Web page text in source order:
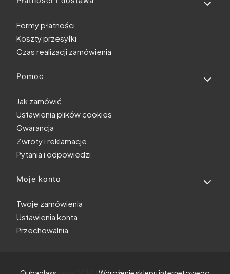
Formy płatności
Koszty przesyłki
Czas realizacji zamówienia
Pomoc
Jak zamówić
Ustawienia plików cookies
Gwarancja
Zwroty i reklamacje
Pytania i odpowiedzi
Moje konto
Twoje zamówienia
Ustawienia konta
Przechowalnia